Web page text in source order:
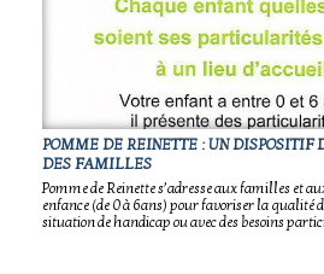
POMME DE REINETTE : UN DISPOSITIF
DES FAMILLES
Pomme de Reinette s’adresse aux familles et
enfance (de 0 à 6ans) pour favoriser la qualité
situation de handicap ou avec des besoins